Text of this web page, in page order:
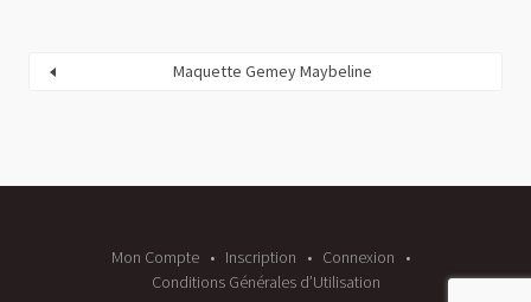
Maquette Gemey Maybeline
Mon Compte Inscription
Connexion
Conditions Générales d’Utilisation